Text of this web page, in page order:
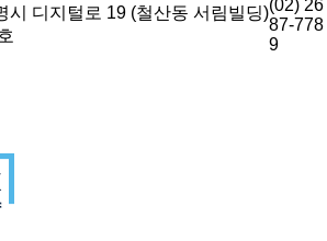
시 디지털로 19 (철산동 서림빌딩)(02) 26
87-778
9